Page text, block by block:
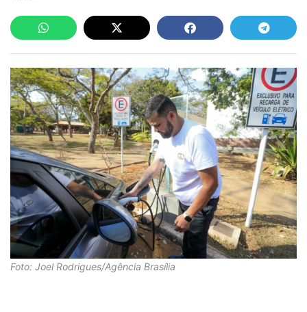
Foto: Joel Rodrigues/Agência Brasília